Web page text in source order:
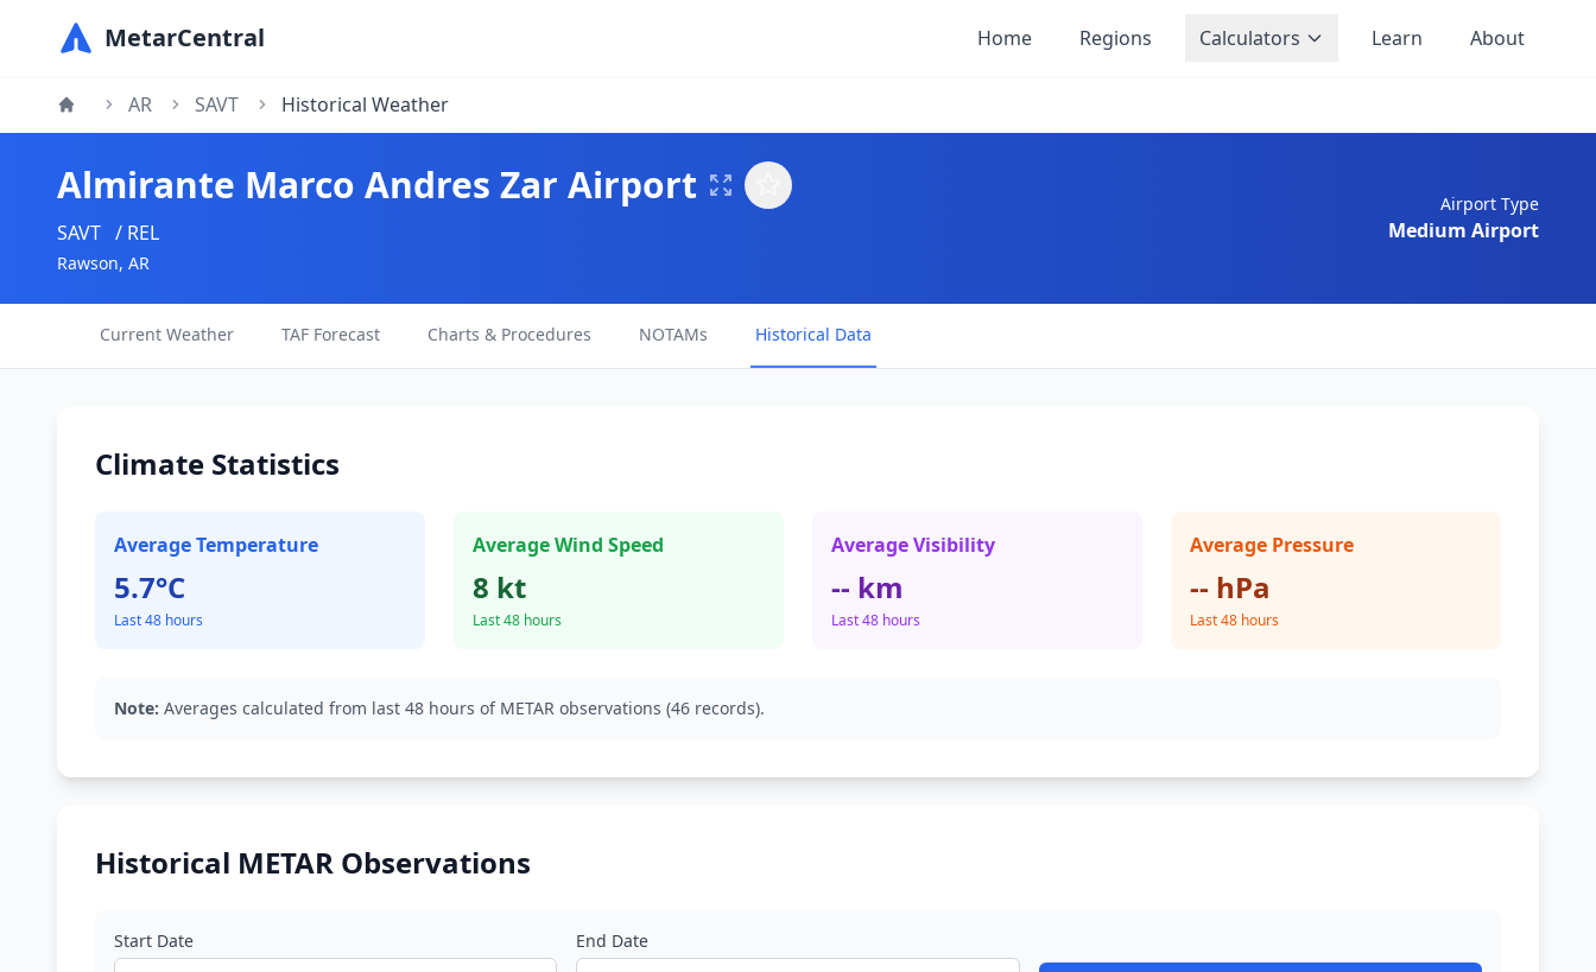
MetarCentral Home Regions Calculators Learn About
AR SAVT Historical Weather
Almirante Marco Andres Zar Airport
SAVT / REL
Rawson, AR
Airport Type
Medium Airport
Current Weather TAF Forecast Charts & Procedures NOTAMs Historical Data
Climate Statistics
Average Temperature
5.7°C
Last 48 hours
Average Wind Speed
8 kt
Last 48 hours
Average Visibility
-- km
Last 48 hours
Average Pressure
-- hPa
Last 48 hours
Note: Averages calculated from last 48 hours of METAR observations (46 records).
Historical METAR Observations
Start Date End Date